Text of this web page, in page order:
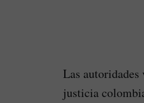
Las
justicia